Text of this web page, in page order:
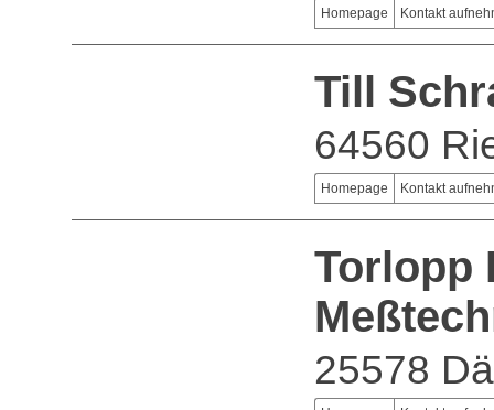
Homepage Kontakt
Till
64560
Homepage Kontakt
Torlopp
25578